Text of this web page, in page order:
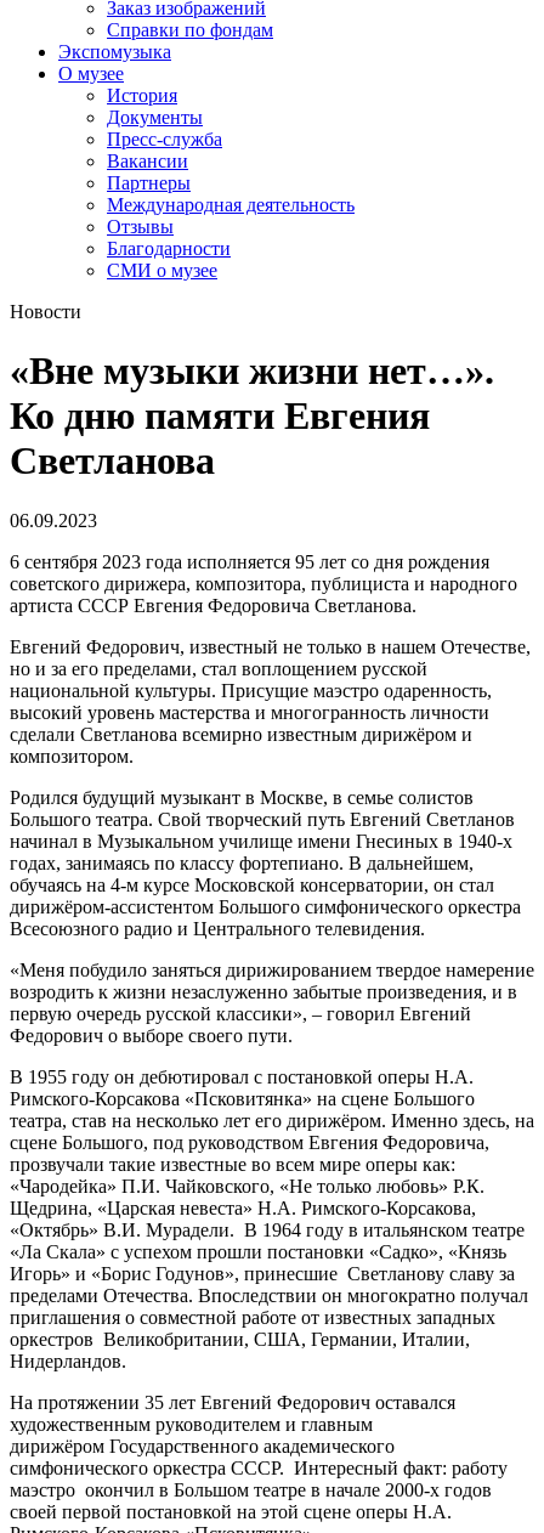
Заказ изображений
Справки по фондам
Экспомузыка
О музее
История
Документы
Пресс-служба
Вакансии
Партнеры
Международная деятельность
Отзывы
Благодарности
СМИ о музее
Новости
«Вне музыки жизни нет…».
Ко дню памяти Евгения
Светланова
06.09.2023
6 сентября 2023 года исполняется 95 лет со дня рождения
советского дирижера, композитора, публициста и народного
артиста СССР Евгения Федоровича Светланова.
Евгений Федорович, известный не только в нашем Отечестве,
но и за его пределами, стал воплощением русской
национальной культуры. Присущие маэстро одаренность,
высокий уровень мастерства и многогранность личности
сделали Светланова всемирно известным дирижёром и
композитором.
Родился будущий музыкант в Москве, в семье солистов
Большого театра. Свой творческий путь Евгений Светланов
начинал в Музыкальном училище имени Гнесиных в 1940-х
годах, занимаясь по классу фортепиано. В дальнейшем,
обучаясь на 4-м курсе Московской консерватории, он стал
дирижёром-ассистентом Большого симфонического оркестра
Всесоюзного радио и Центрального телевидения.
«Меня побудило заняться дирижированием твердое намерение
возродить к жизни незаслуженно забытые произведения, и в
первую очередь русской классики», – говорил Евгений
Федорович о выборе своего пути.
В 1955 году он дебютировал с постановкой оперы Н.А.
Римского-Корсакова «Псковитянка» на сцене Большого
театра, став на несколько лет его дирижёром. Именно здесь, на
сцене Большого, под руководством Евгения Федоровича,
прозвучали такие известные во всем мире оперы как:
«Чародейка» П.И. Чайковского, «Не только любовь» Р.К.
Щедрина, «Царская невеста» Н.А. Римского-Корсакова,
«Октябрь» В.И. Мурадели. В 1964 году в итальянском театре
«Ла Скала» с успехом прошли постановки «Садко», «Князь
Игорь» и «Борис Годунов», принесшие Светланову славу за
пределами Отечества. Впоследствии он многократно получал
приглашения о совместной работе от известных западных
оркестров Великобритании, США, Германии, Италии,
Нидерландов.
На протяжении 35 лет Евгений Федорович оставался
художественным руководителем и главным
дирижёром Государственного академического
симфонического оркестра СССР. Интересный факт: работу
маэстро окончил в Большом театре в начале 2000-х годов
своей первой постановкой на этой сцене оперы Н.А.